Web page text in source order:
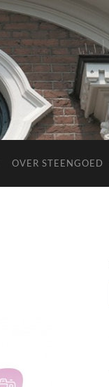
OVER STEENGOED